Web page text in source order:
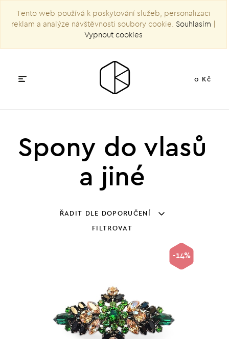
Tento web používá k poskytování služeb, personalizaci
reklam a analýze návštěvnosti soubory cookie. Souhlasím |
Vypnout cookies
0 Kč
Spony do vlasů
a jiné
ŘADIT DLE DOPORUČENÍ
FILTROVAT
-14%